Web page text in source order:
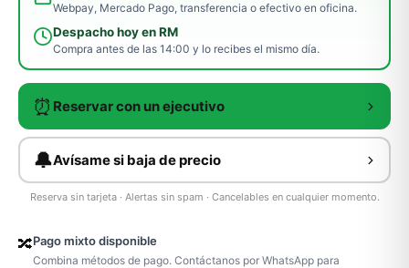
Webpay, Mercado Pago, transferencia o efectivo en oficina.
Despacho hoy en RM
Compra antes de las 14:00 y lo recibes el mismo día.
⏰ Reservar con un ejecutivo
🔔Avísame si baja de precio
Reserva sin tarjeta · Alertas sin spam · Cancelables en cualquier momento.
🔀Pago mixto disponible
Combina métodos de pago. Contáctanos por WhatsApp para